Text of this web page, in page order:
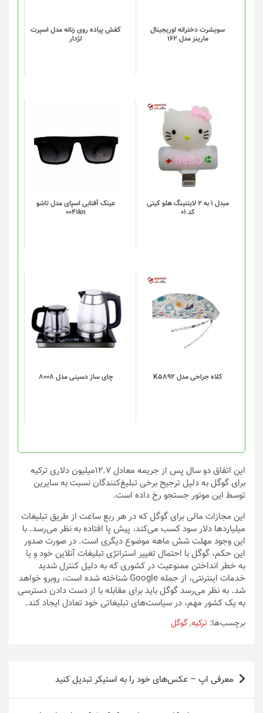
سویشرت دخترانه اوریجینال
مارینز مدل 162
کفش پیاده روی زنانه مدل اسپرت
لژدار
گزینه
ها
مبدل 1 به 2 لایتنینگ هلو کیتی
کد 01
عینک آفتابی اسپای مدل تاشو
0041kn
کلاه جراحی مدل K5892 چای ساز دسینی مدل 8008
محصول
دارای
انواع
مختلفی
می
گزینه
محصول
انتخاب
شوند
این اتفاق دو سال پس از جریمه معادل 12.7میلیون دلاری ترکیه
برای گوگل به دلیل ترجیح برخی تبلیغ‌کنندگان نسبت به سایرین
توسط این موتور جستجو رخ داده است.
این مجازات مالی برای گوگل که در هر ربع ساعت از طریق تبلیغات
میلیاردها دلار سود کسب می‌کند، پیش پا افتاده به نظر می‌رسد. با
این وجود مهلت شش ماهه موضوع دیگری است. در صورت صدور
این حکم، گوگل با احتمال تغییر استراتژی تبلیغات آنلاین خود و یا
به خطر انداختن ممنوعیت در کشوری که به دلیل کنترل شدید
خدمات اینترنتی، از جمله Google شناخته شده است، روبرو خواهد
شد. به نظر می‌رسد گوگل باید برای مقابله با از دست دادن دسترسی
به یک کشور مهم، در سیاست‌های تبلیغاتی خود تعادل ایجاد کند.
برچسب‌ها: ترکیه,گوگل
راهبری
نوشته
معرفی اپ – عکس‌های خود را به استیکر تبدیل کنید